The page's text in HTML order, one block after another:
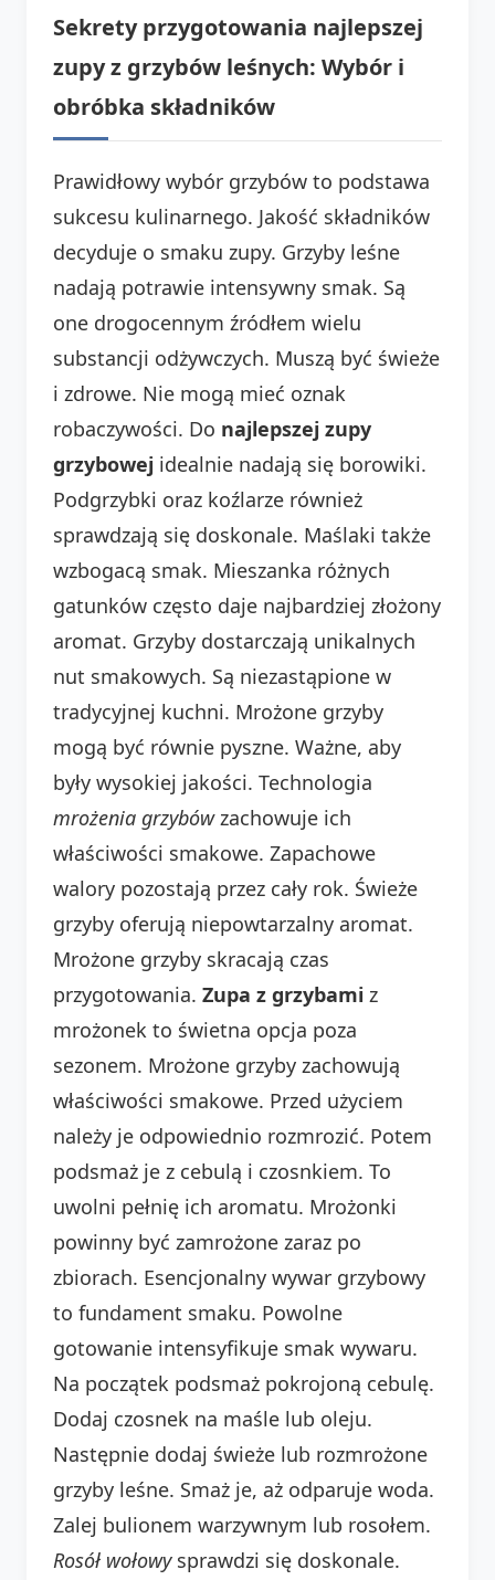
Sekrety przygotowania najlepszej
zupy z grzybów leśnych: Wybór i
obróbka składników
Prawidłowy wybór grzybów to podstawa
sukcesu kulinarnego. Jakość składników
decyduje o smaku zupy. Grzyby leśne
nadają potrawie intensywny smak. Są
one drogocennym źródłem wielu
substancji odżywczych. Muszą być świeże
i zdrowe. Nie mogą mieć oznak
robaczywości. Do najlepszej zupy
grzybowej idealnie nadają się borowiki.
Podgrzybki oraz koźlarze również
sprawdzają się doskonale. Maślaki także
wzbogacą smak. Mieszanka różnych
gatunków często daje najbardziej złożony
aromat. Grzyby dostarczają unikalnych
nut smakowych. Są niezastąpione w
tradycyjnej kuchni. Mrożone grzyby
mogą być równie pyszne. Ważne, aby
były wysokiej jakości. Technologia
mrożenia grzybówzachowuje ich
właściwości smakowe. Zapachowe
walory pozostają przez cały rok. Świeże
grzyby oferują niepowtarzalny aromat.
Mrożone grzyby skracają czas
przygotowania. Zupa z grzybami z
mrożonek to świetna opcja poza
sezonem. Mrożone grzyby zachowują
właściwości smakowe. Przed użyciem
należy je odpowiednio rozmrozić. Potem
podsmaż je z cebulą i czosnkiem. To
uwolni pełnię ich aromatu. Mrożonki
powinny być zamrożone zaraz po
zbiorach. Esencjonalny wywar grzybowy
to fundament smaku. Powolne
gotowanie intensyfikuje smak wywaru.
Na początek podsmaż pokrojoną cebulę.
Dodaj czosnek na maśle lub oleju.
Następnie dodaj świeże lub rozmrożone
grzyby leśne. Smaż je, aż odparuje woda.
Zalej bulionem warzywnym lub rosołem.
Rosół wołowysprawdzi się doskonale.